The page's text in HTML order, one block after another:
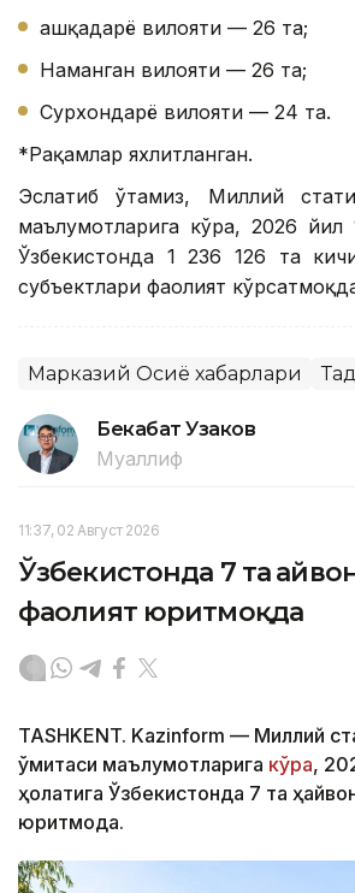
Қашқадарё вилояти — 26 та;
Наманган вилояти — 26 та;
Сурхондарё вилояти — 24 та.
*Рақамлар яхлитланган.
Эслатиб ўтамиз, Миллий
маълумотларига кўра, 2026 йил
Ўзбекистонда 1 236 126 та
субъектлари фаолият
Марказий Осиё хабарлари
Бекабат Узаков
Муаллиф
11:37, 02 Август 2026
Ўзбекистонда 7 та
фаолият юритмоқда
TASHKENT. Kazinform — Миллий
қўмитаси маълумотларига кўра,
ҳолатига Ўзбекистонда 7 та
юритмоқда.